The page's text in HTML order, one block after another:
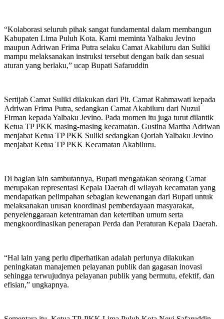
“Kolaborasi seluruh pihak sangat fundamental dalam membangun
Kabupaten Lima Puluh Kota. Kami meminta Yalbaku Jevino
maupun Adriwan Frima Putra selaku Camat Akabiluru dan Suliki
mampu melaksanakan instruksi tersebut dengan baik dan sesuai
aturan yang berlaku,” ucap Bupati Safaruddin
Sertijab Camat Suliki dilakukan dari Plt. Camat Rahmawati kepada
Adriwan Frima Putra, sedangkan Camat Akabiluru dari Nuzul
Firman kepada Yalbaku Jevino. Pada momen itu juga turut dilantik
Ketua TP PKK masing-masing kecamatan. Gustina Martha Adriwan
menjabat Ketua TP PKK Suliki sedangkan Qoriah Yalbaku Jevino
menjabat Ketua TP PKK Kecamatan Akabiluru.
Di bagian lain sambutannya, Bupati mengatakan seorang Camat
merupakan representasi Kepala Daerah di wilayah kecamatan yang
mendapatkan pelimpahan sebagian kewenangan dari Bupati untuk
melaksanakan urusan koordinasi pemberdayaan masyarakat,
penyelenggaraan ketentraman dan ketertiban umum serta
mengkoordinasikan penerapan Perda dan Peraturan Kepala Daerah.
“Hal lain yang perlu diperhatikan adalah perlunya dilakukan
peningkatan manajemen pelayanan publik dan gagasan inovasi
sehingga terwujudnya pelayanan publik yang bermutu, efektif, dan
efisian,” ungkapnya.